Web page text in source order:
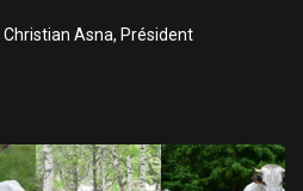
Asna, Président